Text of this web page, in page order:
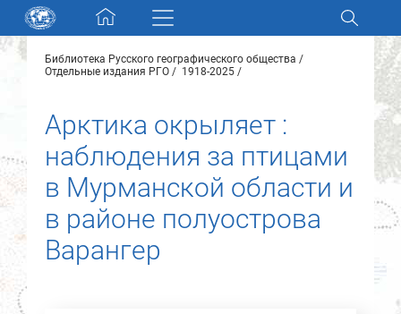
Skip navigation
Разделы и коллекции
Электронный каталог
Новости
О нас
Контакты
Найти
Библиотека Русского географического общества
Отдельные издания РГО
1918-2025
Арктика окрыляет :
наблюдения за птицами
в Мурманской области и
в районе полуострова
Варангер